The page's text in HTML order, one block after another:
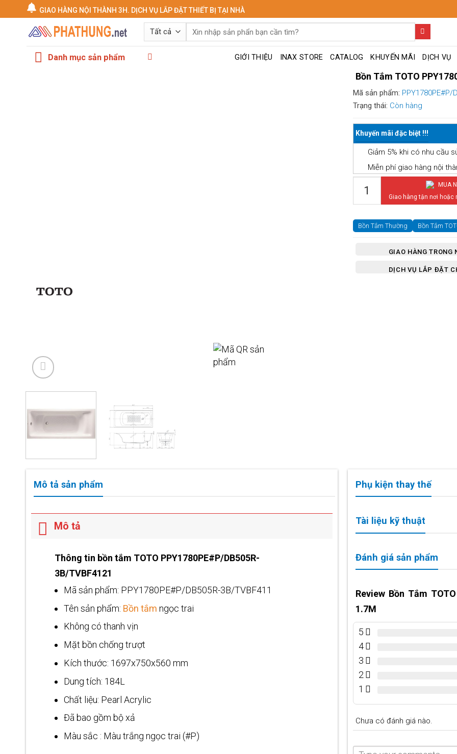
đến
GIAO HÀNG NỘI THÀNH 3H. DỊCH VỤ LẮP ĐẶT THIẾT BỊ TẠI NHÀ
Tìm
kiếm:
Danh mục sản phẩm GIỚI THIỆU INAX STORE CATALOG KHUYẾN MÃI DỊCH VỤ
Bồn Tắm TOTO
Mã sản phẩm: PPY1780PE#P/
Trạng thái: Còn hàng
Khuyến mãi đặc biệt !!!
Giảm 5% khi có nhu cầu
Miễn phí giao hàng nội
Bồn Tắm TOTO
MUA
Giao hàng tận nơi hoặc
Bồn Tắm Thường Bồn Tắm
GIAO HÀNG TRONG
DỊCH VỤ LẮP ĐẶT
Mô tả sản phẩm
Mô tả
Thông tin bồn tắm TOTO PPY1780PE#P/DB505R-
3B/TVBF4121
Mã sản phẩm: PPY1780PE#P/DB505R-3B/TVBF411
Tên sản phẩm: Bồn tắm ngọc trai
Không có thanh vịn
Mặt bồn chống trượt
Kích thước: 1697x750x560 mm
Dung tích: 184L
Chất liệu: Pearl Acrylic
Đã bao gồm bộ xả
Màu sắc : Màu trắng ngọc trai (#P)
Phụ kiện thay thế
Tài liệu kỹ thuật
Đánh giá sản phẩm
Review Bồn Tắm
1.7M
5
4
3
2
1
Chưa có đánh giá nào.